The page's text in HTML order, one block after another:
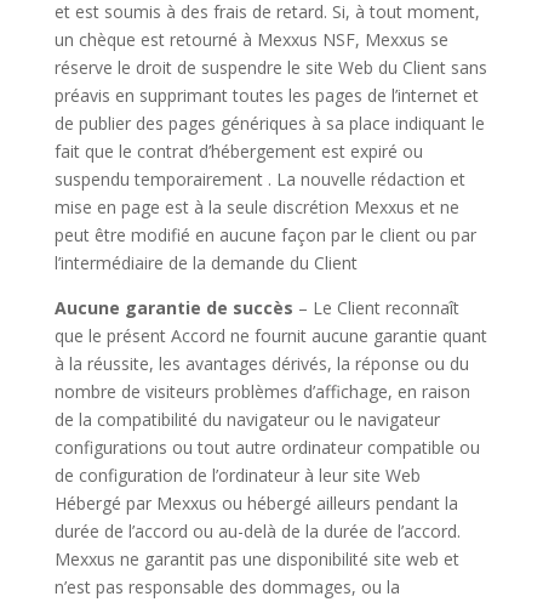
et est soumis à des frais de retard. Si, à tout moment,
un chèque est retourné à Mexxus NSF, Mexxus se
réserve le droit de suspendre le site Web du Client sans
préavis en supprimant toutes les pages de l’internet et
de publier des pages génériques à sa place indiquant le
fait que le contrat d’hébergement est expiré ou
suspendu temporairement . La nouvelle rédaction et
mise en page est à la seule discrétion Mexxus et ne
peut être modifié en aucune façon par le client ou par
l’intermédiaire de la demande du Client
Aucune garantie de succès – Le Client reconnaît
que le présent Accord ne fournit aucune garantie quant
à la réussite, les avantages dérivés, la réponse ou du
nombre de visiteurs problèmes d’affichage, en raison
de la compatibilité du navigateur ou le navigateur
configurations ou tout autre ordinateur compatible ou
de configuration de l’ordinateur à leur site Web
Hébergé par Mexxus ou hébergé ailleurs pendant la
durée de l’accord ou au-delà de la durée de l’accord.
Mexxus ne garantit pas une disponibilité site web et
n’est pas responsable des dommages, ou la